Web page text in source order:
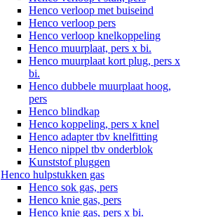
Henco verloop met buiseind
Henco verloop pers
Henco verloop knelkoppeling
Henco muurplaat, pers x bi.
Henco muurplaat kort plug, pers x
bi.
Henco dubbele muurplaat hoog,
pers
Henco blindkap
Henco koppeling, pers x knel
Henco adapter tbv knelfitting
Henco nippel tbv onderblok
Kunststof pluggen
Henco hulpstukken gas
Henco sok gas, pers
Henco knie gas, pers
Henco knie gas, pers x bi.